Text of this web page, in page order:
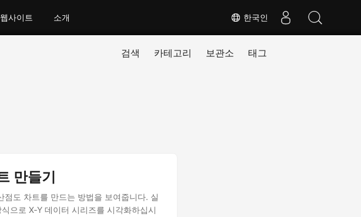
한국인
웹사이트 소개
검색 카테고리 보관소 태그
만들기
도 차트를 만드는 방법을 보여줍니다. 실
으로 X‑Y 데이터 시리즈를 시각화하십시